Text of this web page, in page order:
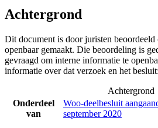
Achtergrond
Dit document is door juristen beoordeeld
openbaar gemaakt. Die beoordeling is
gevraagd om interne informatie te
informatie over dat verzoek en het besluit:
Achtergrond
Onderdeel
van
Woo-deelbesluit
september 2020